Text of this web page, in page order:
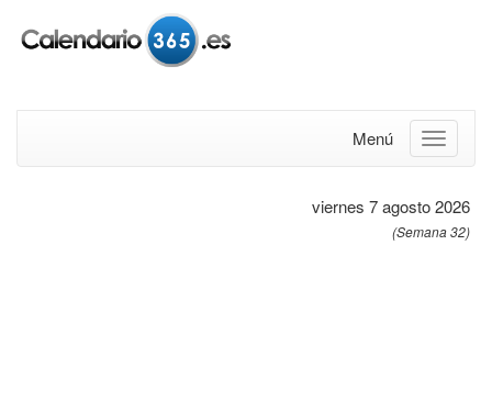
Menú
viernes 7 agosto 2026
(Semana 32)